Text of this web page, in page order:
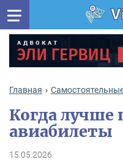
Главная
Когда лучше
авиабилеты
15.05.2026